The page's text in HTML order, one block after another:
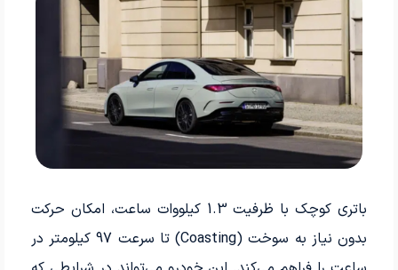
باتری کوچک با ظرفیت 1.3 کیلووات ساعت، امکان حرکت
بدون نیاز به سوخت (Coasting) تا سرعت 97 کیلومتر در